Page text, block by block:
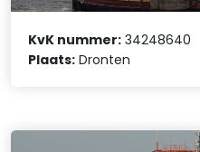
KvK nummer: 34248640
Plaats: Dronten